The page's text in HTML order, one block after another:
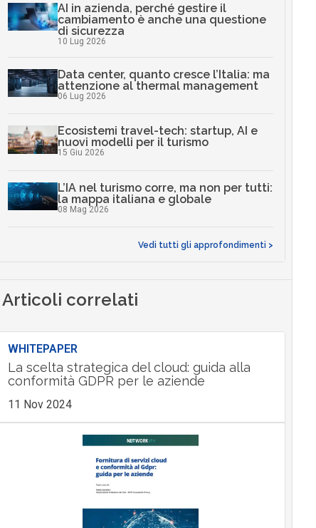
AI in azienda, perché gestire il
cambiamento è anche una questione
di sicurezza
10 Lug 2026
Data center, quanto cresce l’Italia: ma
attenzione al thermal management
06 Lug 2026
Ecosistemi travel-tech: startup, AI e
nuovi modelli per il turismo
15 Giu 2026
L’IA nel turismo corre, ma non per tutti:
la mappa italiana e globale
08 Mag 2026
Vedi tutti gli approfondimenti >
Articoli correlati
WHITEPAPER
La scelta strategica del cloud: guida alla
conformità GDPR per le aziende
11 Nov 2024